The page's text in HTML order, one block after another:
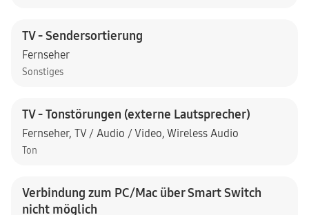
TV - Sendersortierung
Fernseher
Sonstiges
TV - Tonstörungen (externe Lautsprecher)
Fernseher, TV / Audio / Video, Wireless Audio
Ton
Verbindung zum PC/Mac über Smart Switch
nicht möglich